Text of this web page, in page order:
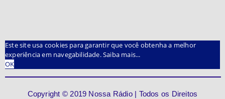
Este site usa cookies para garantir que você obtenha a melhor
experiência em navegabilidade.Saiba mais...
OK
Copyright © 2019 Nossa Rádio | Todos os Direitos